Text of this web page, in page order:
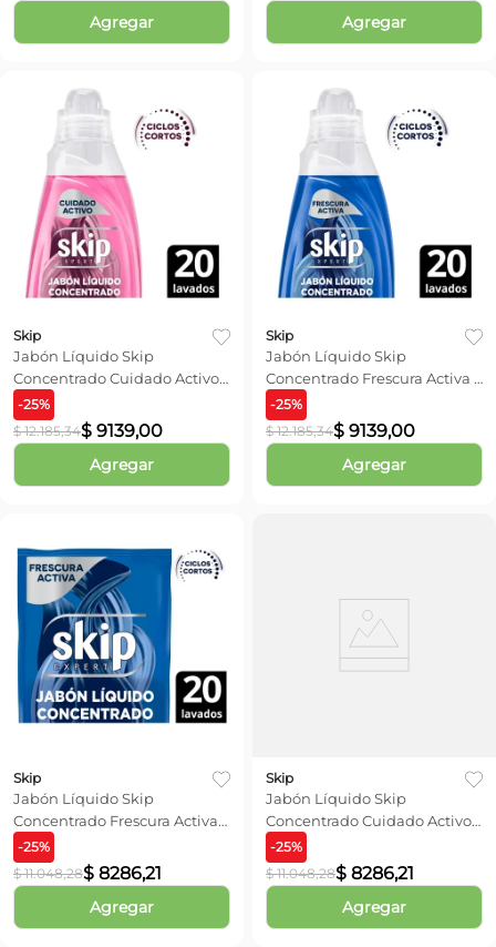
Agregar Agregar
Skip
Jabón Líquido Skip
Concentrado Cuidado Activo x
800 ml
-25%
$ 12.185,34$ 9139,00
Agregar
Skip
Jabón Líquido Skip
Concentrado Frescura Activa x
800 ml
-25%
$ 12.185,34$ 9139,00
Agregar
Skip
Jabón Líquido Skip
Concentrado Frescura Activa
Doypack x 800 ml
-25%
$ 11.048,28$ 8286,21
Agregar
Skip
Jabón Líquido Skip
Concentrado Cuidado Activo
Doypack x 800 ml
-25%
$ 11.048,28$ 8286,21
Agregar